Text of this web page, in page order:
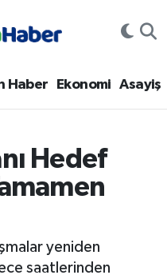
Haber Ekonomi Asayiş
Hedef
yeniden
saatlerinden
Eczaneler
Haritası
Fikstür